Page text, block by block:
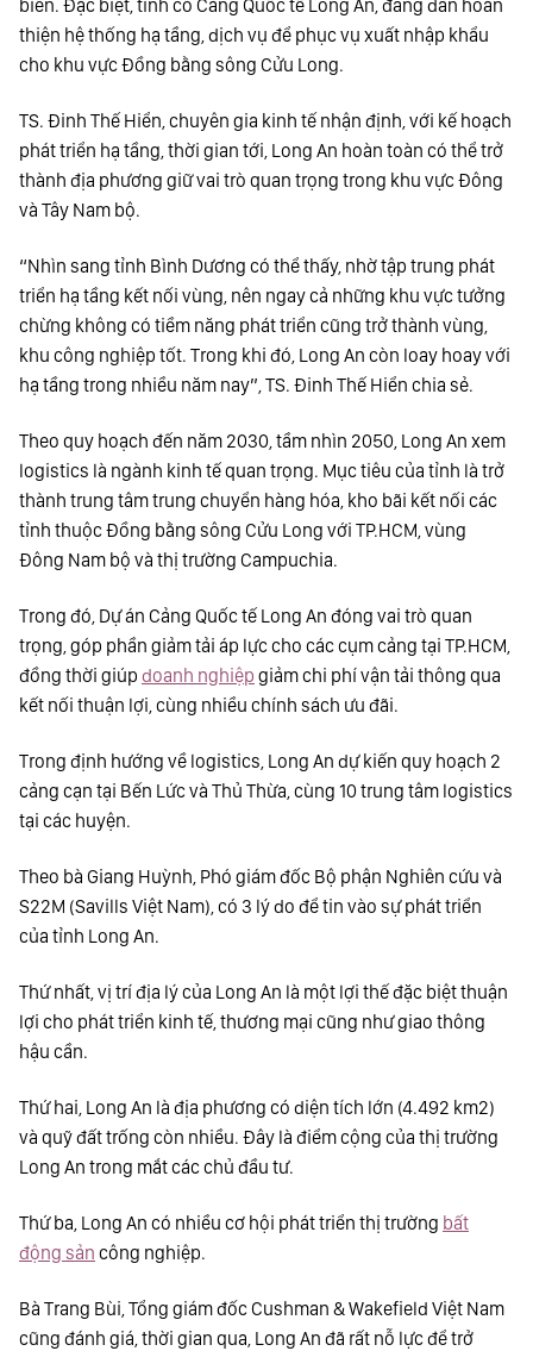
biển. Đặc biệt, tỉnh có Cảng Quốc tế Long An, đang dần hoàn
thiện hệ thống hạ tầng, dịch vụ để phục vụ xuất nhập khẩu
cho khu vực Đồng bằng sông Cửu Long.
TS. Đinh Thế Hiển, chuyên gia kinh tế nhận định, với kế hoạch
phát triển hạ tầng, thời gian tới, Long An hoàn toàn có thể trở
thành địa phương giữ vai trò quan trọng trong khu vực Đông
và Tây Nam bộ.
“Nhìn sang tỉnh Bình Dương có thể thấy, nhờ tập trung phát
triển hạ tầng kết nối vùng, nên ngay cả những khu vực tưởng
chừng không có tiềm năng phát triển cũng trở thành vùng,
khu công nghiệp tốt. Trong khi đó, Long An còn loay hoay với
hạ tầng trong nhiều năm nay”, TS. Đinh Thế Hiển chia sẻ.
Theo quy hoạch đến năm 2030, tầm nhìn 2050, Long An xem
logistics là ngành kinh tế quan trọng. Mục tiêu của tỉnh là trở
thành trung tâm trung chuyển hàng hóa, kho bãi kết nối các
tỉnh thuộc Đồng bằng sông Cửu Long với TP.HCM, vùng
Đông Nam bộ và thị trường Campuchia.
Trong đó, Dự án Cảng Quốc tế Long An đóng vai trò quan
trọng, góp phần giảm tải áp lực cho các cụm cảng tại TP.HCM,
đồng thời giúp doanh nghiệp giảm chi phí vận tải thông qua
kết nối thuận lợi, cùng nhiều chính sách ưu đãi.
Trong định hướng về logistics, Long An dự kiến quy hoạch 2
cảng cạn tại Bến Lức và Thủ Thừa, cùng 10 trung tâm logistics
tại các huyện.
Theo bà Giang Huỳnh, Phó giám đốc Bộ phận Nghiên cứu và
S22M (Savills Việt Nam), có 3 lý do để tin vào sự phát triển
của tỉnh Long An.
Thứ nhất, vị trí địa lý của Long An là một lợi thế đặc biệt thuận
lợi cho phát triển kinh tế, thương mại cũng như giao thông
hậu cần.
Thứ hai, Long An là địa phương có diện tích lớn (4.492 km2)
và quỹ đất trống còn nhiều. Đây là điểm cộng của thị trường
Long An trong mắt các chủ đầu tư.
Thứ ba, Long An có nhiều cơ hội phát triển thị trường bất
động sản công nghiệp.
Bà Trang Bùi, Tổng giám đốc Cushman & Wakefield Việt Nam
cũng đánh giá, thời gian qua, Long An đã rất nỗ lực để trở